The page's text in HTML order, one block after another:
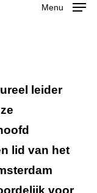
Menu
leider
lid van het
voor